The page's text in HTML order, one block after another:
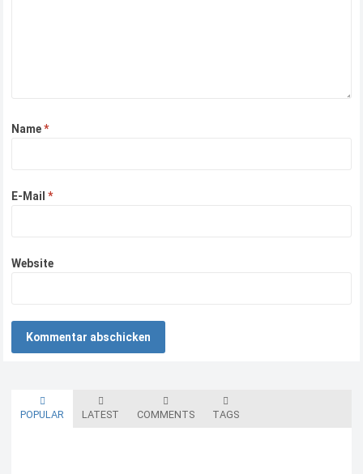
Name*
E-Mail*
Website
POPULAR LATEST COMMENTS TAGS